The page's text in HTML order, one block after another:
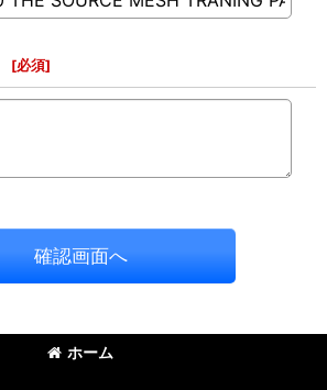
[必須]
確認画面へ
ホーム